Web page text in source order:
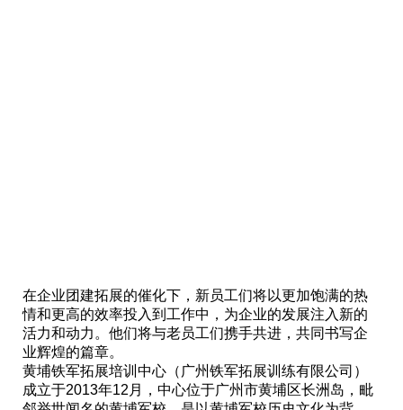
在企业团建拓展的催化下，新员工们将以更加饱满的热
情和更高的效率投入到工作中，为企业的发展注入新的
活力和动力。他们将与老员工们携手共进，共同书写企
业辉煌的篇章。
黄埔铁军拓展培训中心（广州铁军拓展训练有限公司）
成立于2013年12月，中心位于广州市黄埔区长洲岛，毗